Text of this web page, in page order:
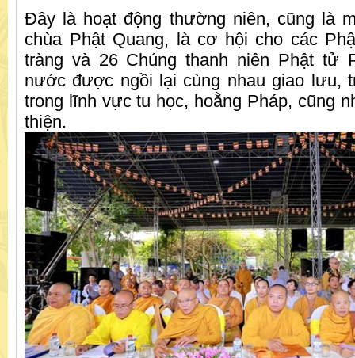
Đây là hoạt động thường niên, cũng là
chùa Phật Quang, là cơ hội cho các
tràng và 26 Chúng thanh niên Phật tử
nước được ngồi lại cùng nhau giao lưu,
trong lĩnh vực tu học, hoằng Pháp, cũng
thiện.